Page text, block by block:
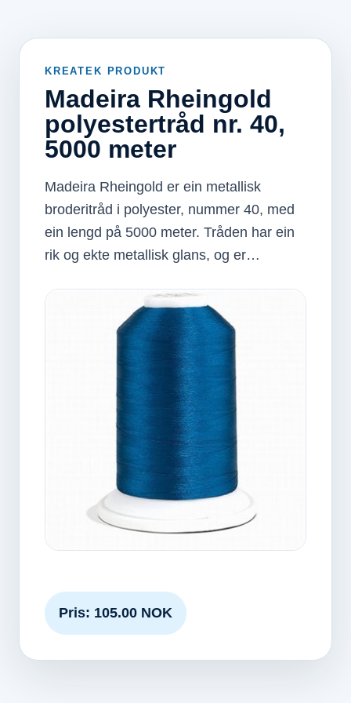
KREATEK PRODUKT
Madeira Rheingold
polyestertråd nr. 40,
5000 meter
Madeira Rheingold er ein metallisk
broderitråd i polyester, nummer 40, med
ein lengd på 5000 meter. Tråden har ein
rik og ekte metallisk glans, og er…
Pris: 105.00 NOK